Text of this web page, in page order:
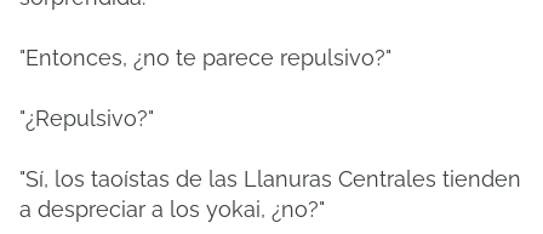
"Entonces, ¿no te parece repulsivo?"
"¿Repulsivo?"
"Sí, los taoístas de las Llanuras Centrales tienden
a despreciar a los yokai, ¿no?"